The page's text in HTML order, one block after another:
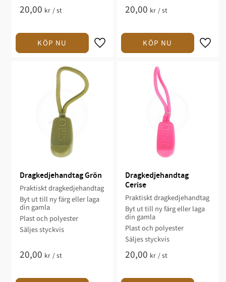
20,00 kr /st 20,00 kr /st
Dragkedjehandtag Grön
Praktiskt dragkedjehandtag
Byt ut till ny färg eller laga
din gamla
Plast och polyester
Säljes styckvis
20,00 kr /st
Dragkedjehandtag
Cerise
Praktiskt dragkedjehandtag
Byt ut till ny färg eller laga
din gamla
Plast och polyester
Säljes styckvis
20,00 kr /st